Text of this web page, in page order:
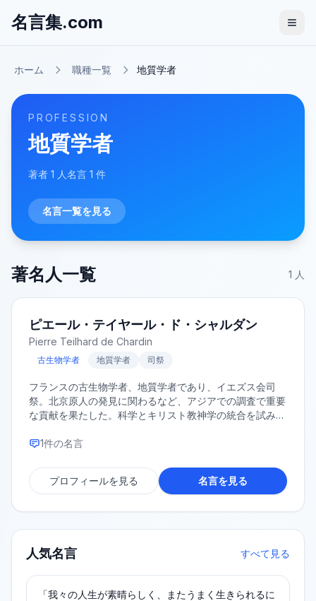
名言集.com
ホーム 職種一覧 地質学者
PROFESSION
地質学者
著者 1 人名言 1 件
名言一覧を見る
著名人一覧 1 人
ピエール・テイヤール・ド・シャルダン
Pierre Teilhard de Chardin
古生物学者 地質学者 司祭
フランスの古生物学者、地質学者であり、イエズス会司
祭。北京原人の発見に関わるなど、アジアでの調査で重要
な貢献を果たした。科学とキリスト教神学の統合を試みた
影響を与えた。
1件の名言
プロフィールを見る 名言を見る
人気名言 すべて見る
「我々の人生が素晴らしく、またうまく生きられるに